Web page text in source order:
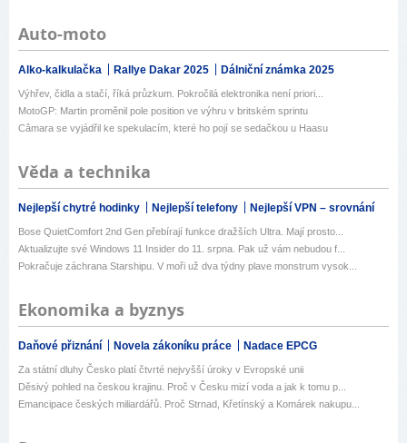
Auto-moto
Alko-kalkulačka Rallye Dakar 2025 Dálniční známka 2025
Výhřev, čidla a stačí, říká průzkum. Pokročilá elektronika není priori...
MotoGP: Martin proměnil pole position ve výhru v britském sprintu
Câmara se vyjádřil ke spekulacím, které ho pojí se sedačkou u Haasu
Věda a technika
Nejlepší chytré hodinky Nejlepší telefony Nejlepší VPN – srovnání
Bose QuietComfort 2nd Gen přebírají funkce dražších Ultra. Mají prosto...
Aktualizujte své Windows 11 Insider do 11. srpna. Pak už vám nebudou f...
Pokračuje záchrana Starshipu. V moři už dva týdny plave monstrum vysok...
Ekonomika a byznys
Daňové přiznání Novela zákoníku práce Nadace EPCG
Za státní dluhy Česko platí čtvrté nejvyšší úroky v Evropské unii
Děsivý pohled na českou krajinu. Proč v Česku mizí voda a jak k tomu p...
Emancipace českých miliardářů. Proč Strnad, Křetínský a Komárek nakupu...